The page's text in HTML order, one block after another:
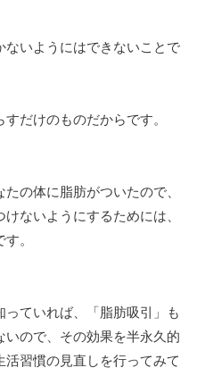
ないようにはできないことで
だけのものだからです。
の体に脂肪がついたので、
ないようにするためには、
。
ていれば、「脂肪吸引」も
いので、その効果を半永久的
習慣の見直しを行ってみて